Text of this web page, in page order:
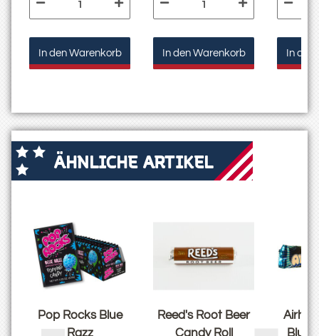
In den Warenkorb In den Warenkorb In den
ÄHNLICHE ARTIKEL
Pop Rocks Blue
Razz
Reed's Root Beer
Candy Roll
Blue